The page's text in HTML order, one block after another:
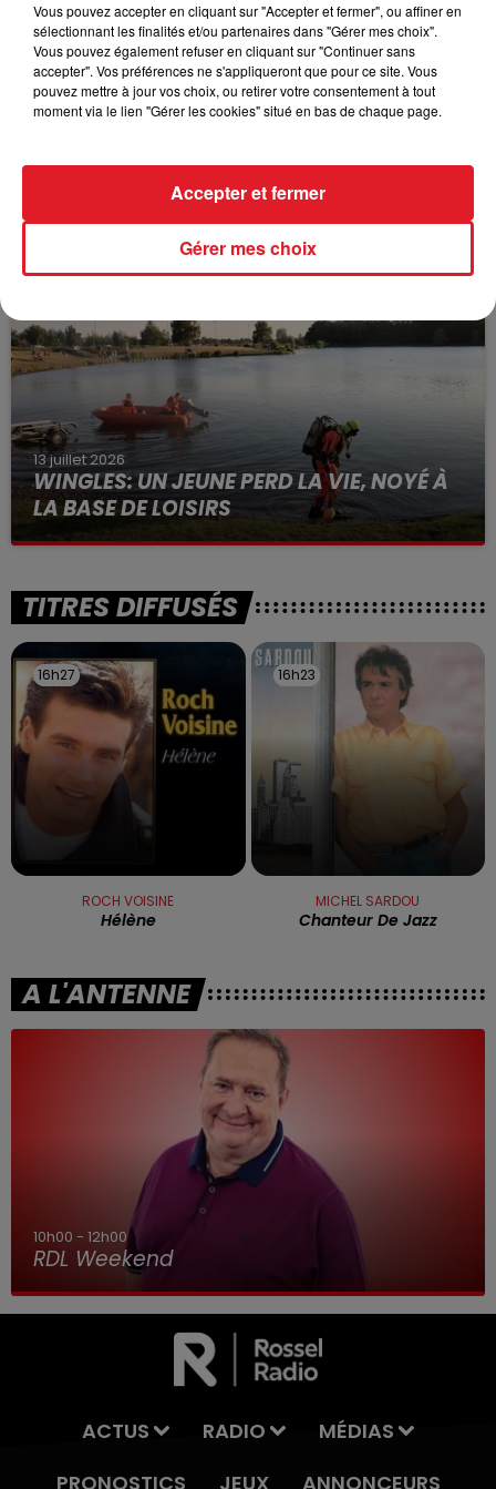
BÉTHUNE: ENQUÊTE POUR HOMICIDE
VOLONTAIRE EN COURS, APRÈS LA...
Selon les premiers éléments, le logement servait
à des prostituées
13 juillet 2026
WINGLES: UN JEUNE PERD LA VIE, NOYÉ À
LA BASE DE LOISIRS
La victime a coulé à pic
TITRES DIFFUSÉS
16h27
16h27
ROCH VOISINE
Hélène
16h23
16h23
MICHEL SARDOU
Chanteur De Jazz
A L'ANTENNE
10h00 - 12h00
RDL Weekend
ACTUS RADIO
MÉDIAS
PRONOSTICS
JEUX ANNONCEURS
Vous pouvez accepter en cliquant sur "Accepter et fermer", ou affiner en
sélectionnant les finalités et/ou partenaires dans "Gérer mes choix".
Vous pouvez également refuser en cliquant sur "Continuer sans
accepter". Vos préférences ne s'appliqueront que pour ce site. Vous
pouvez mettre à jour vos choix, ou retirer votre consentement à tout
moment via le lien "Gérer les cookies" situé en bas de chaque page.
Gérer mes choix
Accepter et fermer